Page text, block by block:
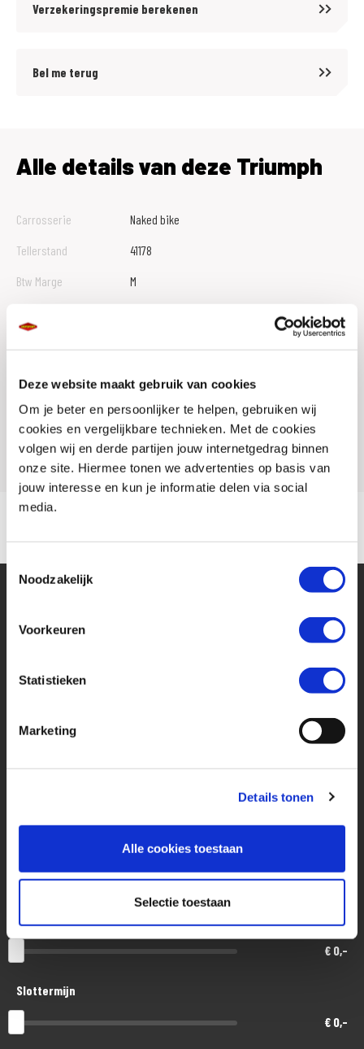
Deze website maakt gebruik van cookies
Om je beter en persoonlijker te helpen, gebruiken wij
cookies en vergelijkbare technieken. Met de cookies
volgen wij en derde partijen jouw internetgedrag binnen
onze site. Hiermee tonen we advertenties op basis van
jouw interesse en kun je informatie delen via social
media.
Toestemmingsselectie
Noodzakelijk
Voorkeuren
Statistieken
Marketing
Details tonen
Alle cookies toestaan
Selectie toestaan
Verzekeringspremie berekenen
Bel me terug
Alle details van deze Triumph
Carrosserie
Naked bike
Tellerstand
41178
Btw Marge
M
Rijbewijs type
A
Model
STREET TRIPLE
Financier deze Triumph
Eenvoudig, flexibel en verantwoord lenen. Het MotoPort Flexplan.
48
€ 0,-
Slottermijn
€ 0,-